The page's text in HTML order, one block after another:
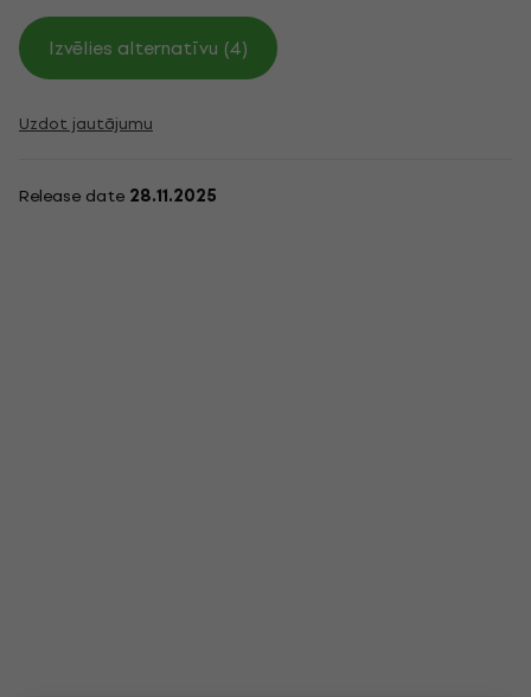
Izvēlies alternatīvu (4)
Uzdot jautājumu
Release date 28.11.2025